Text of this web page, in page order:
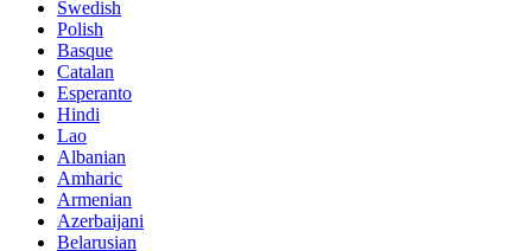
Swedish
Polish
Basque
Catalan
Esperanto
Hindi
Lao
Albanian
Amharic
Armenian
Azerbaijani
Belarusian